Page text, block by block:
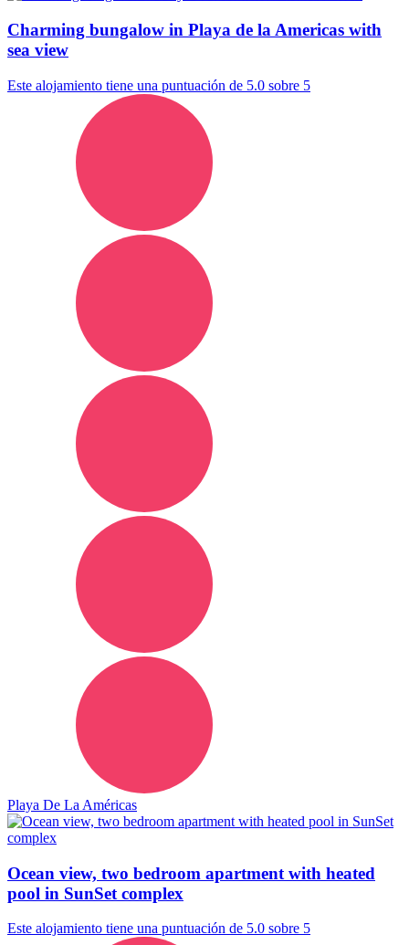
Charming bungalow in Playa de la Americas with
sea view
Este alojamiento tiene una puntuación de 5.0 sobre 5
Playa De La Américas
Ocean view, two bedroom apartment with heated
pool in SunSet complex
Este alojamiento tiene una puntuación de 5.0 sobre 5